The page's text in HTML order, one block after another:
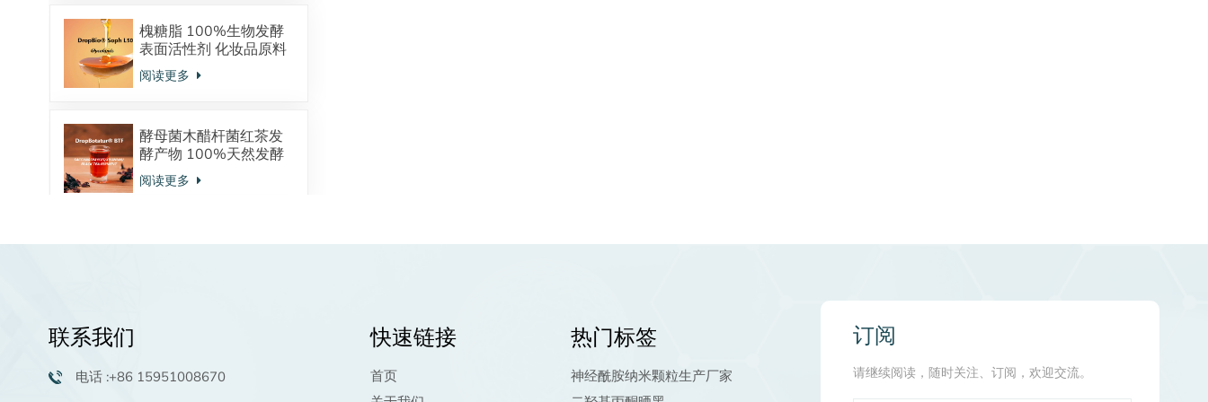
槐糖脂 100%生物发酵
表面活性剂 化妆品原料
酸型内酯型混合物
阅读更多
酵母菌木醋杆菌红茶发
酵产物 100%天然发酵
来源 调节皮肤微生态
阅读更多
植物鞘氨醇：天然发酵
末供应商
联系我们
电话 :+86 15951008670
快速链接
首页
热门标签
神经酰胺纳米颗粒生产厂家
订阅
请继续阅读，随时关注、订阅，欢迎交流。